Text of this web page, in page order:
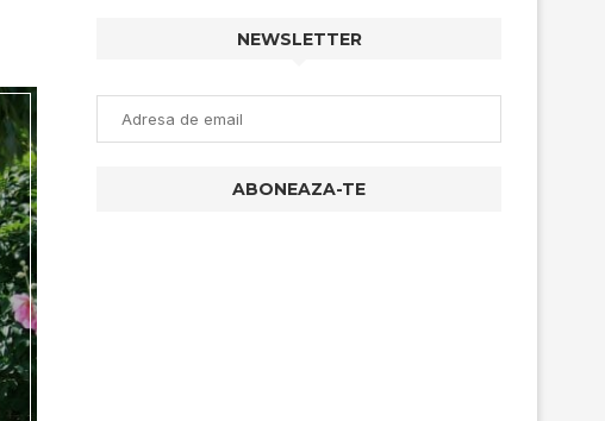
NEWSLETTER